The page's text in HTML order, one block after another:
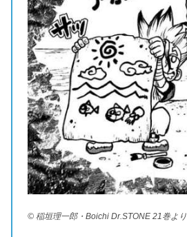
© 稲垣理一郎・Boichi Dr.STONE 21巻より